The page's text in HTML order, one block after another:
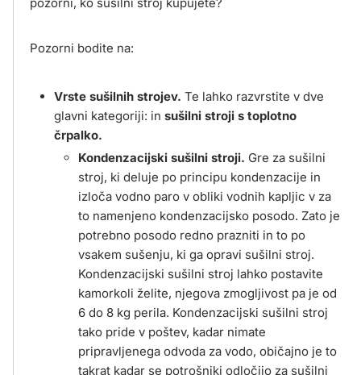
Pozorni bodite na:
Vrste sušilnih strojev. Te lahko razvrstite v dve
glavni kategoriji: in sušilni stroji s toplotno
črpalko.
Kondenzacijski sušilni stroji. Gre za sušilni
stroj, ki deluje po principu kondenzacije in
izloča vodno paro v obliki vodnih kapljic v za
to namenjeno kondenzacijsko posodo. Zato je
potrebno posodo redno prazniti in to po
vsakem sušenju, ki ga opravi sušilni stroj.
Kondenzacijski sušilni stroj lahko postavite
kamorkoli želite, njegova zmogljivost pa je od
6 do 8 kg perila. Kondenzacijski sušilni stroj
tako pride v poštev, kadar nimate
pripravljenega odvoda za vodo, običajno je to
takrat kadar se potrošniki odločijo za sušilni